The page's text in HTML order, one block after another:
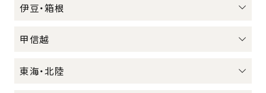
伊豆・箱根
甲信越
東海・北陸